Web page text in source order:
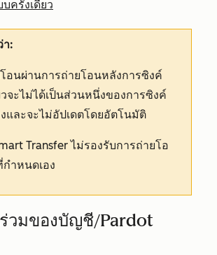
ครั้งเดียว
า:
อนผ่านการถ่ายโอนหลังการซิงค์
จะไม่ได้เป็นส่วนหนึ่งของการซิงค์
และจะไม่อัปเดตโดยอัตโนมัติ
Transfer ไม่รองรับการถ่ายโอ
ำหนดเอง
วมของบัญชี/Pardot